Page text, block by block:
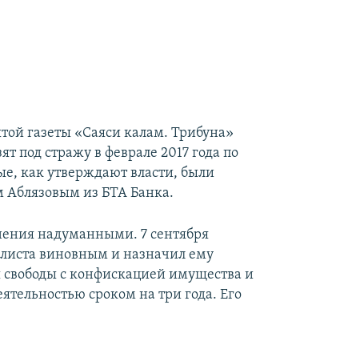
газеты «Саяси калам. Трибуна»
под стражу в феврале 2017 года по
как утверждают власти, были
из БТА Банка.
надуманными. 7 сентября
виновным и назначил ему
с конфискацией имущества и
сроком на три года. Его